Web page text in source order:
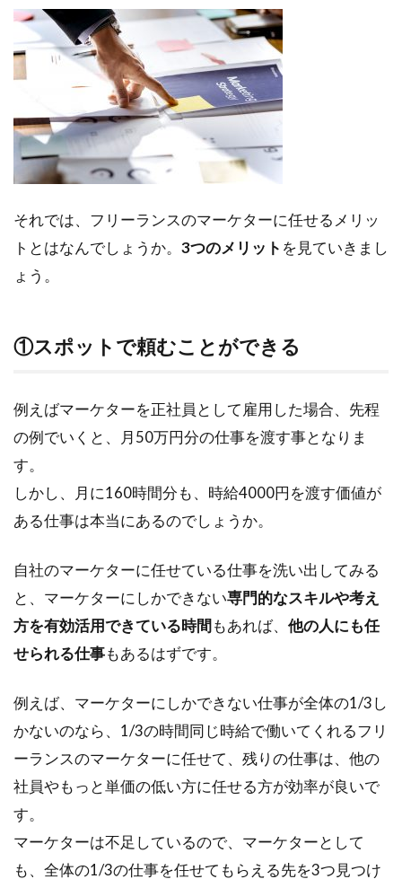
ン
グ
ラ
ン
ス
に
む
の
が
お
それでは、フリーランスのマーケターに任せるメリッ
トとはなんでしょうか。 3つのメリット を見ていきまし
ょう。
①スポットで頼むことができる
例えばマーケターを正社員として雇用した場合、先程
の例でいくと、月50万円分の仕事を渡す事となりま
す。
しかし、月に160時間分も、時給4000円を渡す価値が
ある仕事は本当にあるのでしょうか。
自社のマーケターに任せている仕事を洗い出してみる
と、マーケターにしかできない専門的なスキルや考え
方を有効活用できている時間 もあれば、 他の人にも任
せられる仕事もあるはずです。
例えば、マーケターにしかできない仕事が全体の1/3し
かないのなら、1/3の時間同じ時給で働いてくれるフリ
ーランスのマーケターに任せて、残りの仕事は、他の
社員やもっと単価の低い方に任せる方が効率が良いで
す。
マーケターは不足しているので、マーケターとして
も、全体の1/3の仕事を任せてもらえる先を3つ見つけ